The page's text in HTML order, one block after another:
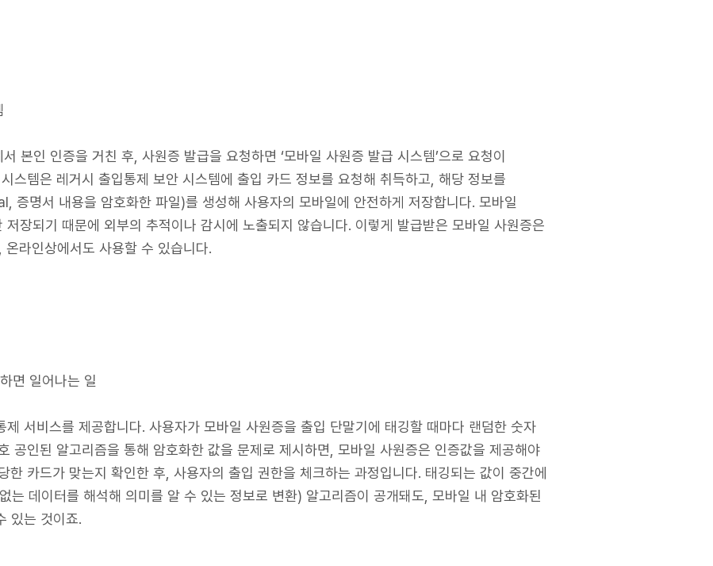
본인 인증을 거친 후, 사원증 발급을 요청하면 ‘모바일 사원증 발급 시스템’으로 요청이
스템은 레거시 출입통제 보안 시스템에 출입 카드 정보를 요청해 취득하고, 해당 정보를
증명서 내용을 암호화한 파일)를 생성해 사용자의 모바일에 안전하게 저장합니다. 모바일
장되기 때문에 외부의 추적이나 감시에 노출되지 않습니다. 이렇게 발급받은 모바일 사원증은
라인상에서도 사용할 수 있습니다.
면 일어나는 일
제 서비스를 제공합니다. 사용자가 모바일 사원증을 출입 단말기에 태깅할 때마다 랜덤한 숫자
공인된 알고리즘을 통해 암호화한 값을 문제로 제시하면, 모바일 사원증은 인증값을 제공해야
한 카드가 맞는지 확인한 후, 사용자의 출입 권한을 체크하는 과정입니다. 태깅되는 값이 중간에
는 데이터를 해석해 의미를 알 수 있는 정보로 변환) 알고리즘이 공개돼도, 모바일 내 암호화된
있는 것이죠.